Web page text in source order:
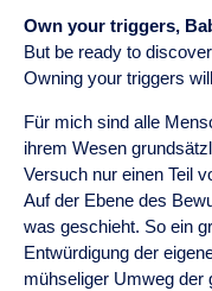
Own your triggers,
But be ready to
Owning your triggers
Für mich sind alle
ihrem Wesen
Versuch nur einen Teil
Auf der Ebene des
was geschieht. So ein
Entwürdigung der
mühseliger Umweg der